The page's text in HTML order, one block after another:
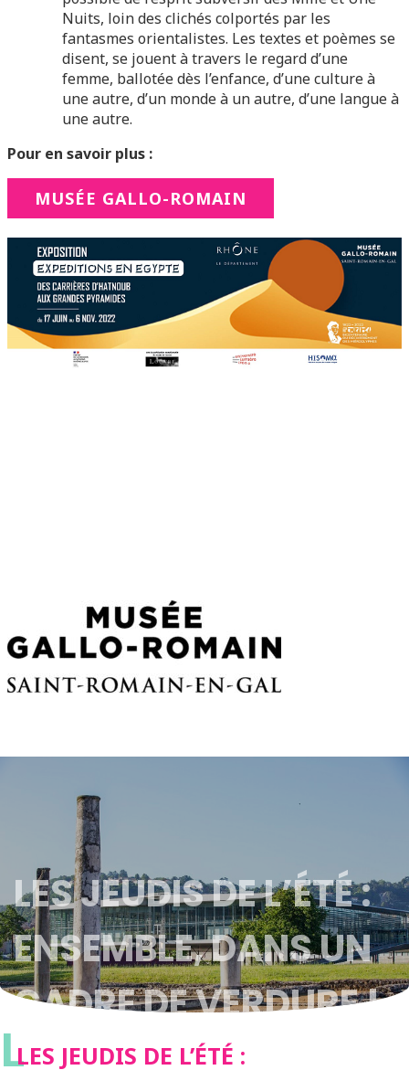
Nuits, loin des clichés colportés par les
fantasmes orientalistes. Les textes et poèmes se
disent, se jouent à travers le regard d’une
femme, ballotée dès l’enfance, d’une culture à
une autre, d’un monde à un autre, d’une langue à
une autre.
Pour en savoir plus :
MUSÉE GALLO-ROMAIN
LES JEUDIS DE L’ÉTÉ :
ENSEMBLE, DANS UN
CADRE DE VERDURE !
LLES JEUDIS DE L’ÉTÉ :